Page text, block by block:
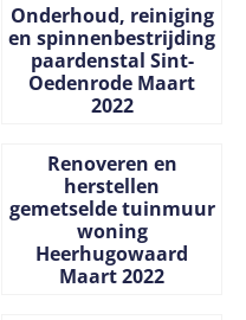
Onderhoud, reiniging
en spinnenbestrijding
paardenstal Sint-
Oedenrode Maart
2022
Renoveren en
herstellen
gemetselde tuinmuur
woning
Heerhugowaard
Maart 2022